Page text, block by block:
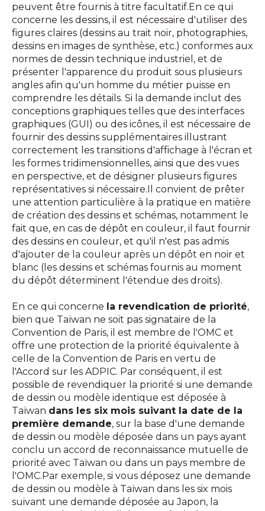
peuvent être fournis à titre facultatif.En ce qui
concerne les dessins, il est nécessaire d'utiliser des
figures claires (dessins au trait noir, photographies,
dessins en images de synthèse, etc.) conformes aux
normes de dessin technique industriel, et de
présenter l'apparence du produit sous plusieurs
angles afin qu'un homme du métier puisse en
comprendre les détails. Si la demande inclut des
conceptions graphiques telles que des interfaces
graphiques (GUI) ou des icônes, il est nécessaire de
fournir des dessins supplémentaires illustrant
correctement les transitions d'affichage à l'écran et
les formes tridimensionnelles, ainsi que des vues
en perspective, et de désigner plusieurs figures
représentatives si nécessaire.Il convient de prêter
une attention particulière à la pratique en matière
de création des dessins et schémas, notamment le
fait que, en cas de dépôt en couleur, il faut fournir
des dessins en couleur, et qu'il n'est pas admis
d'ajouter de la couleur après un dépôt en noir et
blanc (les dessins et schémas fournis au moment
du dépôt déterminent l'étendue des droits).
En ce qui concerne la revendication de priorité,
bien que Taïwan ne soit pas signataire de la
Convention de Paris, il est membre de l'OMC et
offre une protection de la priorité équivalente à
celle de la Convention de Paris en vertu de
l'Accord sur les ADPIC. Par conséquent, il est
possible de revendiquer la priorité si une demande
de dessin ou modèle identique est déposée à
Taïwan dans les six mois suivant la date de la
première demande, sur la base d'une demande
de dessin ou modèle déposée dans un pays ayant
conclu un accord de reconnaissance mutuelle de
priorité avec Taïwan ou dans un pays membre de
l'OMC.Par exemple, si vous déposez une demande
de dessin ou modèle à Taïwan dans les six mois
suivant une demande déposée au Japon, la